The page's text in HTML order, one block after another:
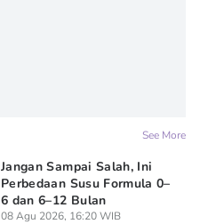
See More
Jangan Sampai Salah, Ini
Perbedaan Susu Formula 0–
6 dan 6–12 Bulan
08 Agu 2026, 16:20 WIB